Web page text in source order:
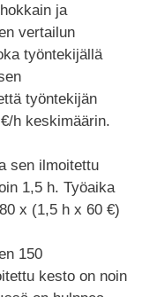
ja
vertailun
työntekijällä
työntekijän
h keskimäärin.
sen ilmoitettu
1,5 h. Työaika
x (1,5 h x 60 €)
150
kesto on noin